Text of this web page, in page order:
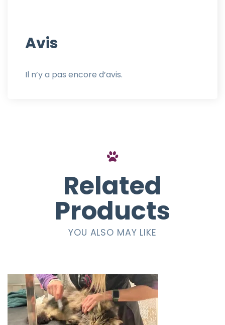
Avis
Il n’y a pas encore d’avis.
Related
Products
YOU ALSO MAY LIKE